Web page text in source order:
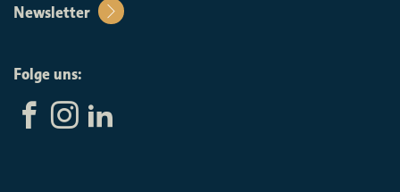
Newsletter
Folge uns: